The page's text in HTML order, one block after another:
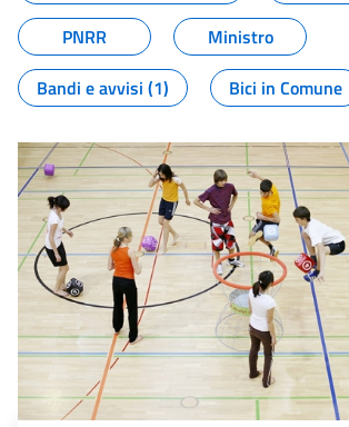
PNRR
Ministro
Bandi e avvisi (1)
Bici in Comune